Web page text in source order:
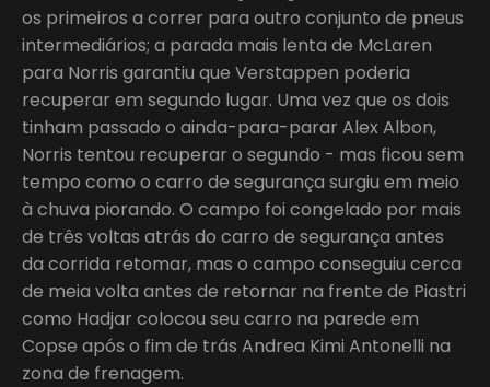
os primeiros a correr para outro conjunto de pneus
intermediários; a parada mais lenta de McLaren
para Norris garantiu que Verstappen poderia
recuperar em segundo lugar. Uma vez que os dois
tinham passado o ainda-para-parar Alex Albon,
Norris tentou recuperar o segundo - mas ficou sem
tempo como o carro de segurança surgiu em meio
à chuva piorando. O campo foi congelado por mais
de três voltas atrás do carro de segurança antes
da corrida retomar, mas o campo conseguiu cerca
de meia volta antes de retornar na frente de Piastri
como Hadjar colocou seu carro na parede em
Copse após o fim de trás Andrea Kimi Antonelli na
zona de frenagem.